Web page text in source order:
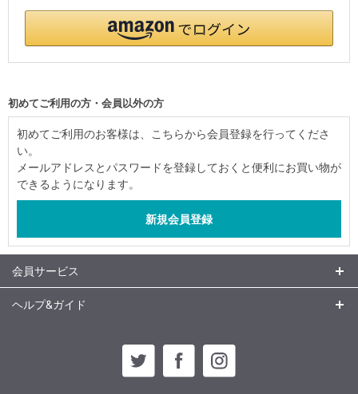
初めてご利用の方・会員以外の方
初めてご利用のお客様は、こちらから会員登録を行ってくださ
い。
メールアドレスとパスワードを登録しておくと便利にお買い物が
できるようになります。
会員サービス
ヘルプ&ガイド